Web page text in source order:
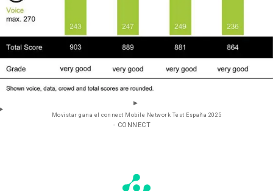
Movistar gana el connect Mobile Network Test España 2025
- CONNECT